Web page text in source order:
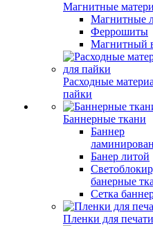
Магнитные
Магнитные
Феррошиты
Магнитный
Расходные
пайки
Баннерные ткани
Баннер
Банер литой
банерные
Сетка
Пленки для печати